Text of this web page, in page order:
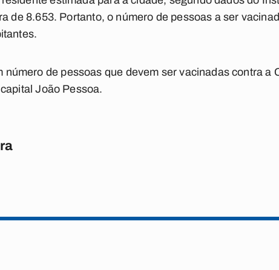
de 8.653. Portanto, o número de pessoas a ser
número de pessoas que devem ser vacinadas contra a
João Pessoa.